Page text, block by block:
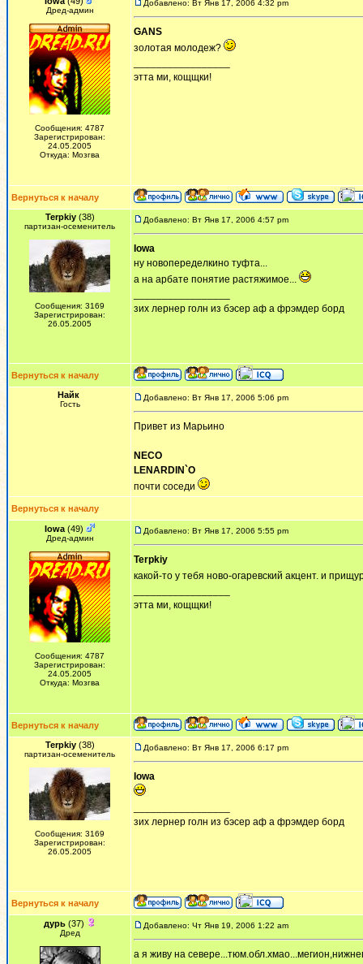
Дред-админ
Сообщения: 4787
Зарегистрирован:
24.05.2005
Откуда: Мозгва
Добавлено: Вт Янв 17, 2006 4:32 pm
GANS
золотая молодеж?
этта ми, кощщки!
Вернуться к началу
Terpkiy(38)
партизан-осеменитель
Сообщения: 3169
Зарегистрирован:
26.05.2005
Добавлено: Вт Янв 17, 2006 4:57 pm
Iowa
ну новопеределкино туфта...
а на арбате понятие растяжимое...
зих лернер голн из бэсер аф а фрэмдер борд
Вернуться к началу
Найк
Гость
Добавлено: Вт Янв 17, 2006 5:06 pm
Привет из Марьино
NECO
LENARDIN`O
почти соседи
Вернуться к началу
Iowa (49)
Дред-админ
Сообщения: 4787
Зарегистрирован:
24.05.2005
Откуда: Мозгва
Добавлено: Вт Янв 17, 2006 5:55 pm
Terpkiy
какой-то у тебя ново-огаревский акцент. и
этта ми, кощщки!
Вернуться к началу
Terpkiy(38)
партизан-осеменитель
Сообщения: 3169
Зарегистрирован:
26.05.2005
Добавлено: Вт Янв 17, 2006 6:17 pm
Iowa
зих лернер голн из бэсер аф а фрэмдер борд
Вернуться к началу
дурь (37)
Дред
Добавлено: Чт Янв 19, 2006 1:22 am
а я живу на